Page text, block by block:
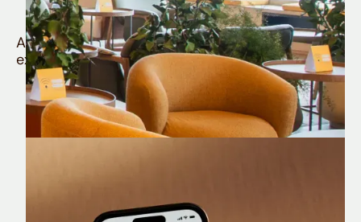
muito mais
Aproveite todos os benefícios e vantagens
exclusivas da sua Conta Internacional